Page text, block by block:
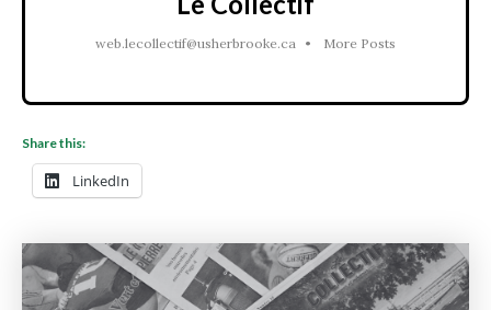
web.lecollectif@usherbrooke.ca • More Posts
Share this:
LinkedIn